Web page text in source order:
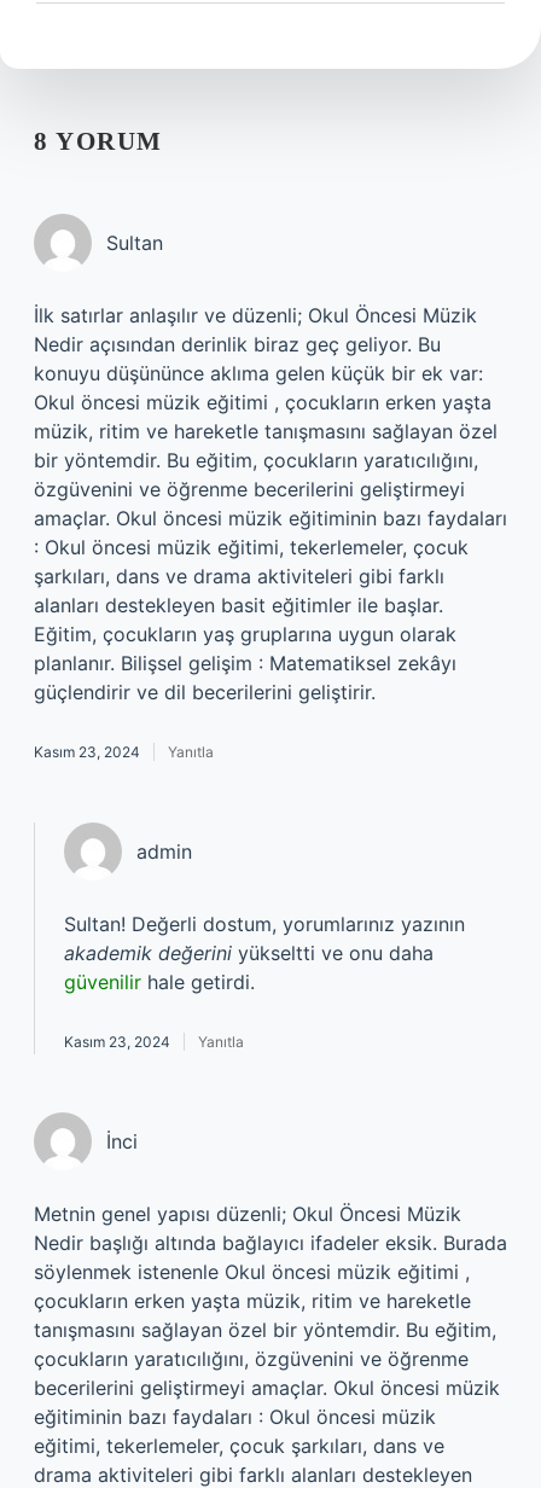
8 YORUM
Sultan
İlk satırlar anlaşılır ve düzenli; Okul Öncesi Müzik
Nedir açısından derinlik biraz geç geliyor. Bu
konuyu düşününce aklıma gelen küçük bir ek var:
Okul öncesi müzik eğitimi , çocukların erken yaşta
müzik, ritim ve hareketle tanışmasını sağlayan özel
bir yöntemdir. Bu eğitim, çocukların yaratıcılığını,
özgüvenini ve öğrenme becerilerini geliştirmeyi
amaçlar. Okul öncesi müzik eğitiminin bazı faydaları
: Okul öncesi müzik eğitimi, tekerlemeler, çocuk
şarkıları, dans ve drama aktiviteleri gibi farklı
alanları destekleyen basit eğitimler ile başlar.
Eğitim, çocukların yaş gruplarına uygun olarak
planlanır. Bilişsel gelişim : Matematiksel zekâyı
güçlendirir ve dil becerilerini geliştirir.
Kasım 23, 2024 Yanıtla
admin
Sultan! Değerli dostum, yorumlarınız yazının
akademik değerini yükseltti ve onu daha
güvenilir hale getirdi.
Kasım 23, 2024 Yanıtla
İnci
Metnin genel yapısı düzenli; Okul Öncesi Müzik
Nedir başlığı altında bağlayıcı ifadeler eksik. Burada
söylenmek istenenle Okul öncesi müzik eğitimi ,
çocukların erken yaşta müzik, ritim ve hareketle
tanışmasını sağlayan özel bir yöntemdir. Bu eğitim,
çocukların yaratıcılığını, özgüvenini ve öğrenme
becerilerini geliştirmeyi amaçlar. Okul öncesi müzik
eğitiminin bazı faydaları : Okul öncesi müzik
eğitimi, tekerlemeler, çocuk şarkıları, dans ve
drama aktiviteleri gibi farklı alanları destekleyen